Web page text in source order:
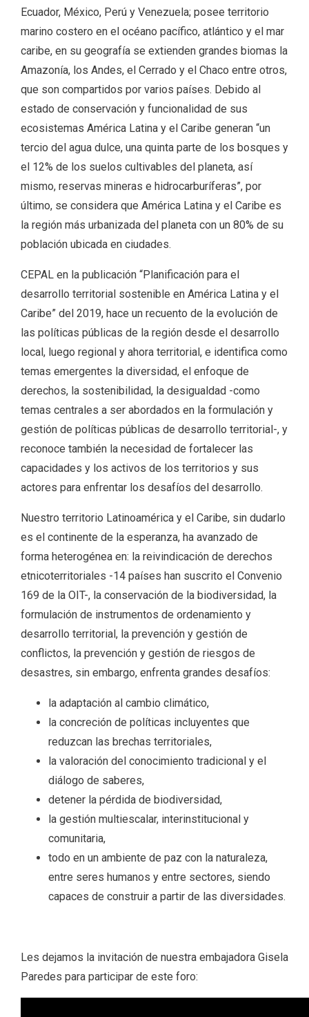
Ecuador, México, Perú y Venezuela; posee territorio
marino costero en el océano pacífico, atlántico y el mar
caribe, en su geografía se extienden grandes biomas la
Amazonía, los Andes, el Cerrado y el Chaco entre otros,
que son compartidos por varios países. Debido al
estado de conservación y funcionalidad de sus
ecosistemas América Latina y el Caribe generan “un
tercio del agua dulce, una quinta parte de los bosques y
el 12% de los suelos cultivables del planeta, así
mismo, reservas mineras e hidrocarburíferas”, por
último, se considera que América Latina y el Caribe es
la región más urbanizada del planeta con un 80% de su
población ubicada en ciudades.
CEPAL en la publicación “Planificación para el
desarrollo territorial sostenible en América Latina y el
Caribe” del 2019, hace un recuento de la evolución de
las políticas públicas de la región desde el desarrollo
local, luego regional y ahora territorial, e identifica como
temas emergentes la diversidad, el enfoque de
derechos, la sostenibilidad, la desigualdad -como
temas centrales a ser abordados en la formulación y
gestión de políticas públicas de desarrollo territorial-, y
reconoce también la necesidad de fortalecer las
capacidades y los activos de los territorios y sus
actores para enfrentar los desafíos del desarrollo.
Nuestro territorio Latinoamérica y el Caribe, sin dudarlo
es el continente de la esperanza, ha avanzado de
forma heterogénea en: la reivindicación de derechos
etnicoterritoriales -14 países han suscrito el Convenio
169 de la OIT-, la conservación de la biodiversidad, la
formulación de instrumentos de ordenamiento y
desarrollo territorial, la prevención y gestión de
conflictos, la prevención y gestión de riesgos de
desastres, sin embargo, enfrenta grandes desafíos:
la adaptación al cambio climático,
la concreción de políticas incluyentes que
reduzcan las brechas territoriales,
la valoración del conocimiento tradicional y el
diálogo de saberes,
detener la pérdida de biodiversidad,
la gestión multiescalar, interinstitucional y
comunitaria,
todo en un ambiente de paz con la naturaleza,
entre seres humanos y entre sectores, siendo
capaces de construir a partir de las diversidades.
Les dejamos la invitación de nuestra embajadora Gisela
Paredes para participar de este foro: